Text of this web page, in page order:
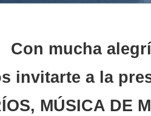
Con mucha
invitarte a la
MÚSICA DE